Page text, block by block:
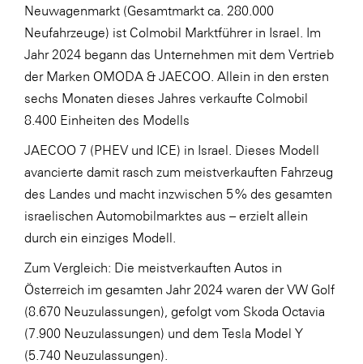
Wirtschaftskammer Salzburg
WKS Fachgruppe Fahrzeughandel und
Fahrzeugtechnik
WKS Fachgruppe Finanzdienstleister
WK UBIT
Zühlke
Media
Neuwagenmarkt (Gesamtmarkt ca. 280.000
Neufahrzeuge) ist Colmobil Marktführer in Israel. Im
Jahr 2024 begann das Unternehmen mit dem Vertrieb
der Marken OMODA & JAECOO. Allein in den ersten
sechs Monaten dieses Jahres verkaufte Colmobil
8.400 Einheiten des Modells
JAECOO 7 (PHEV und ICE) in Israel. Dieses Modell
avancierte damit rasch zum meistverkauften Fahrzeug
des Landes und macht inzwischen 5 % des gesamten
israelischen Automobilmarktes aus – erzielt allein
durch ein einziges Modell.
Zum Vergleich: Die meistverkauften Autos in
Österreich im gesamten Jahr 2024 waren der VW Golf
(8.670 Neuzulassungen), gefolgt vom Skoda Octavia
(7.900 Neuzulassungen) und dem Tesla Model Y
(5.740 Neuzulassungen).